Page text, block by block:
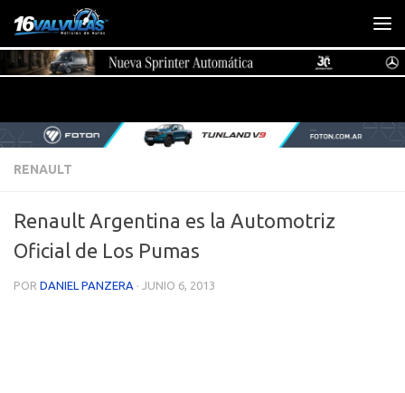
Saltar al contenido
RENAULT
Renault Argentina es la Automotriz
Oficial de Los Pumas
POR DANIEL PANZERA · JUNIO 6, 2013